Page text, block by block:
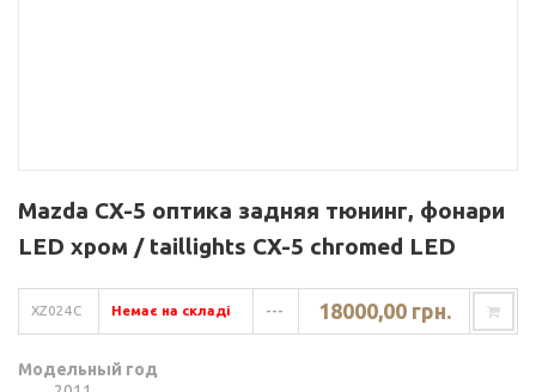
Mazda CX-5 оптика задняя тюнинг, фонари
LED хром / taillights CX-5 chromed LED
XZ024C Немає на складі --- 18000,00 грн.
Модельный год